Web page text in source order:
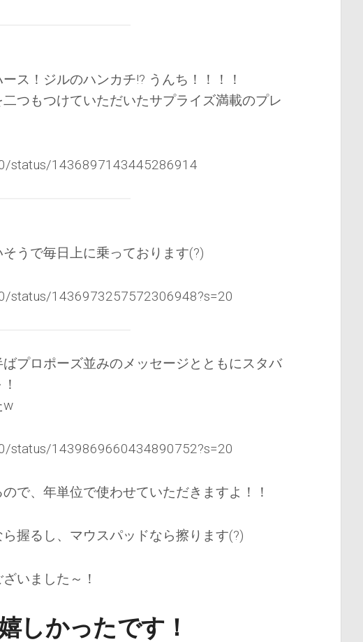
ス！ジルのハンカチ!? うんち！！！！
つもつけていただいたサプライズ満載のプレ
status/1436897143445286914
うで毎日上に乗っております(?)
status/1436973257572306948?s=20
プロポーズ並みのメッセージとともにスタバ
w
status/1439869660434890752?s=20
で、年単位で使わせていただきますよ！！
握るし、マウスパッドなら擦ります(?)
いました～！
しかったです！